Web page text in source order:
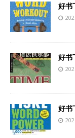
好书
好书
好书